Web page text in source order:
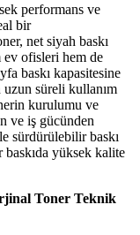
performans ve
bir
net siyah baskı
ev ofisleri hem de
baskı kapasitesine
süreli kullanım
kurulumu ve
ve iş gücünden
sürdürülebilir baskı
yüksek kalite
Toner Teknik